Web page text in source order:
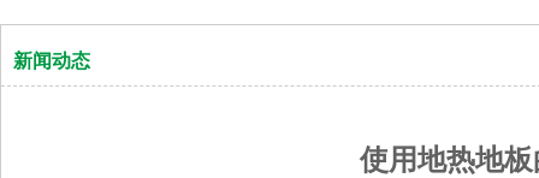
新闻动态
使用地热地